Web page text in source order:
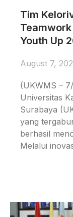
Tim
Youth Up
August 7,
(UKWMS –
Universitas
Surabaya
yang
berhasil
Melalui